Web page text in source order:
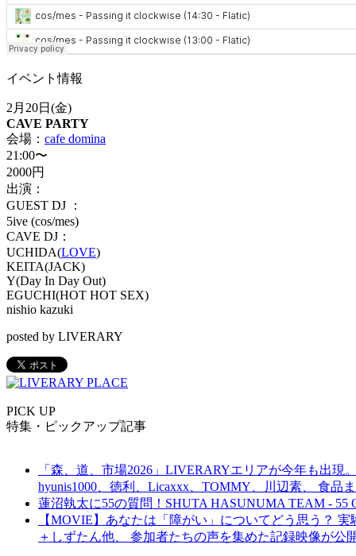
イベント情報
2月20日(金)
CAVE PARTY
会場： cafe domina
21:00〜
2000円
出演：
GUEST DJ ：
5ive (cos/mes)
CAVE DJ：
UCHIDA(LOVE)
KEITA(JACK)
Y(Day In Day Out)
EGUCHI(HOT HOT SEX)
nishio kazuki
posted by LIVERARY
PICK UP
特集・ピックアップ記事
「森、道、市場2026」LIVERARYエリアが今年も出現
hyunis1000、徳利、Licaxxx、TOMMY、川辺素、 食品
蓮沼執太に55の質問！SHUTA HASUNUMA TEAM - 55
【MOVIE】あなたは「障がい」についてどう思う？
＋しずたん他、 参加者たちの声を集めた記録映像が公